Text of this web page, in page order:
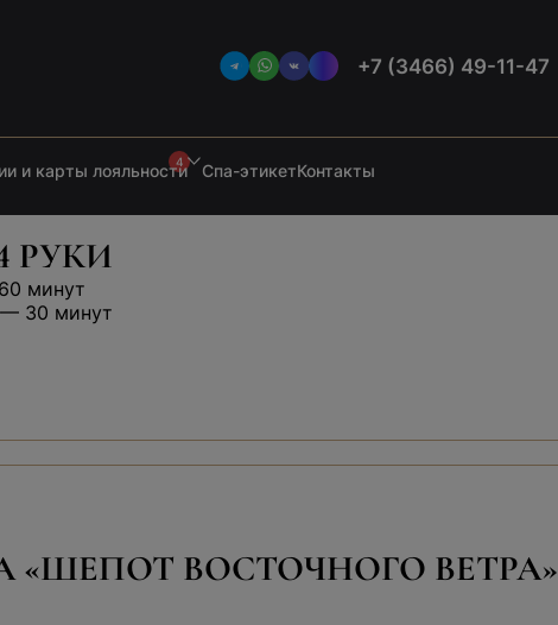
+7 (3466) 49-11-47
и карты лояльности
4 Спа-этикетКонтакты
РУКИ
минут
30 минут
«ШЕПОТ ВОСТОЧНОГО ВЕТРА»